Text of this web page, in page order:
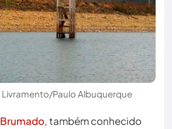
Paulo Albuquerque
Brumado, também conhecido